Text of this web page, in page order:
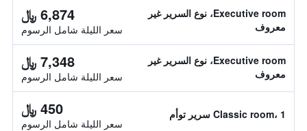
Executive room، نوع السرير غير
معروف
6,874 ﷼
سعر الليلة شامل الرسوم
Executive room، نوع السرير غير
معروف
7,348 ﷼
سعر الليلة شامل الرسوم
Classic room، 1 سرير توأم 450 ﷼
سعر الليلة شامل الرسوم